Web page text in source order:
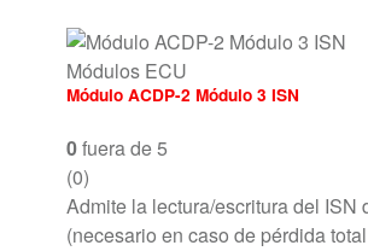
Módulos ECU
Módulo ACDP-2 Módulo 3 ISN
0fuera de 5
(0)
Admite la lectura/escritura del ISN
(necesario en caso de pérdida